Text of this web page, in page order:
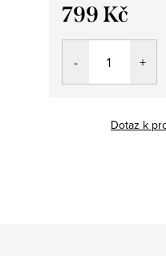
799 Kč
Měrná
Dotaz k